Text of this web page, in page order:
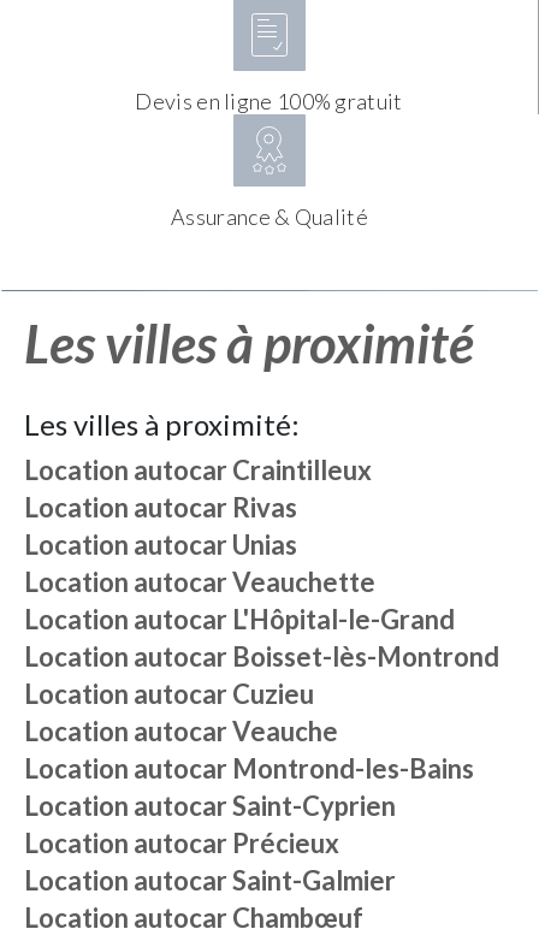
Devis en ligne 100% gratuit
Assurance & Qualité
Les villes à proximité
Les villes à proximité:
Location autocarCraintilleux
Location autocar Rivas
Location autocarUnias
Location autocarVeauchette
Location autocar L'Hôpital-le-Grand
Location autocar Boisset-lès-Montrond
Location autocarCuzieu
Location autocarVeauche
Location autocar Montrond-les-Bains
Location autocarSaint-Cyprien
Location autocar Précieux
Location autocarSaint-Galmier
Location autocarChambœuf